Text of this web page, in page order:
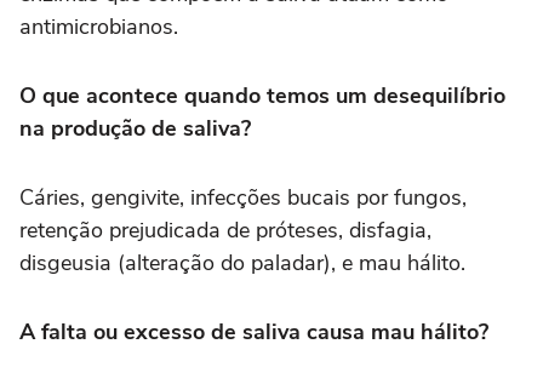
antimicrobianos.
O que acontece quando temos um desequilíbrio
na produção de saliva?
Cáries, gengivite, infecções bucais por fungos,
retenção prejudicada de próteses, disfagia,
disgeusia (alteração do paladar), e mau hálito.
A falta ou excesso de saliva causa mau hálito?